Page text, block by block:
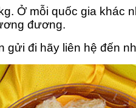
Ở mỗi quốc gia khác
đương.
đi hãy liên hệ đến